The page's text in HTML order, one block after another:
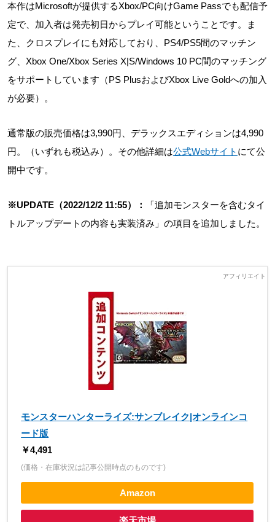
本作はMicrosoftが提供するXbox/PC向けGame Passでも配信予
定で、加入者は発売初日からプレイ可能ということです。ま
た、クロスプレイにも対応しており、PS4/PS5間のマッチン
グ、Xbox One/Xbox Series X|S/Windows 10 PC間のマッチング
をサポートしています（PS PlusおよびXbox Live Goldへの加入
が必要）。
通常版の販売価格は3,990円、デラックスエディションは4,990
円。（いずれも税込み）。その他詳細は公式Webサイト にて公
開中です。
※UPDATE（2022/12/2 11:55）：
「追加モンスターを含むタイ
トルアップデートの内容も実装済み」の項目を追加しました。
モンスターハンターライズ:サンブレイク|オンラインコ
ード版
￥4,491
(価格・在庫状況は記事公開時点のものです)
Amazon